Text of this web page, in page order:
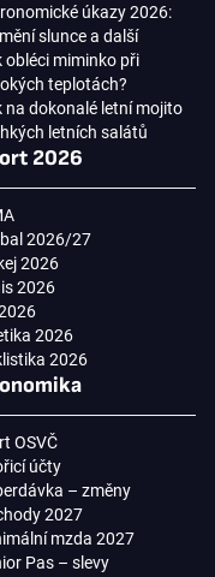
úkazy 2026:
slunce a další
obléci miminko při
teplotách?
na dokonalé letní mojito
letních salátů
2026
2026/27
2026
2026
2026
2026
OSVČ
účty
– změny
2027
mzda 2027
Pas – slevy